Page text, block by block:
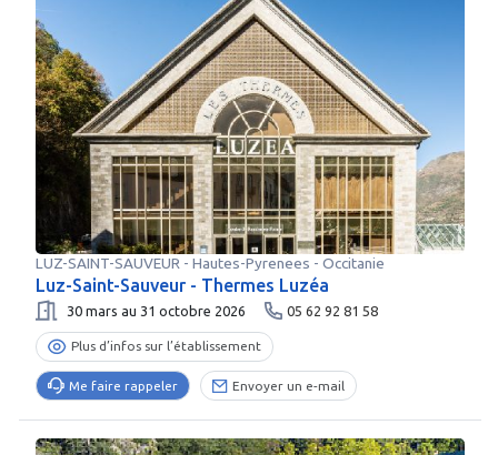
LUZ-SAINT-SAUVEUR- Hautes-Pyrenees - Occitanie
Luz-Saint-Sauveur - Thermes Luzéa
30 mars au 31 octobre 2026 05 62 92 81 58
Plus d’infos sur l’établissement
Me faire rappeler Envoyer un e-mail